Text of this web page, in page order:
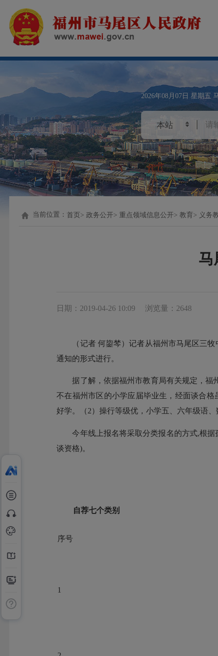
2026年08月07日 星期五
当前位置：首页 政务公开 重点领域信息公开 教育 义务
马
日期：2019-04-26 10:09 浏览量：2648
（记者 何鋆棽）记者从福州市马尾区三牧
通知的形式进行。
据了解，依据福州市教育局有关规定，福州
不在福州市区的小学应届毕业生，经面谈合
好学。（2）操行等级优，小学五、六年级语
今年线上报名将采取分类报名的方式,根据
谈资格)。
自荐七个类别
序号
1